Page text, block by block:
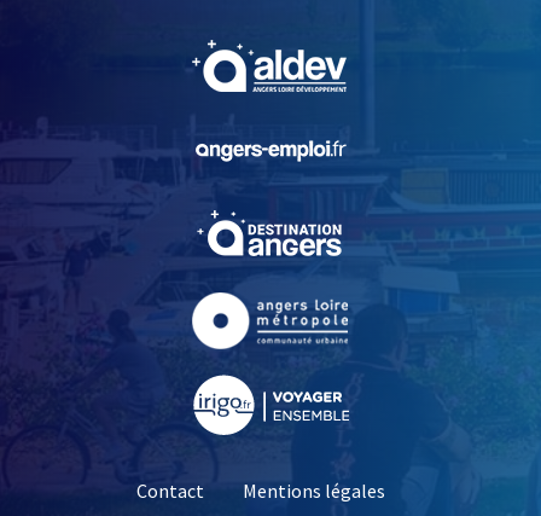
, Ouvre une nouvelle
, Ouvre une nouvelle
Contact Mentions légales